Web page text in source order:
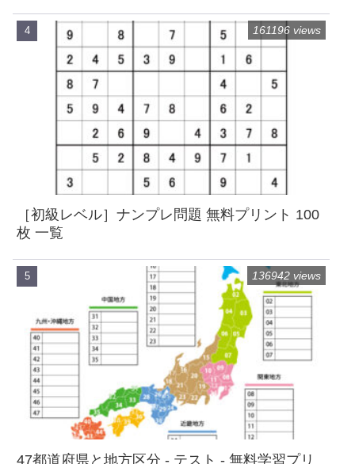
［初級レベル］ナンプレ問題 無料プリント 100
枚 一覧
161196 views
47都道府県と地方区分 - テスト - 無料学習プリ
136942 views